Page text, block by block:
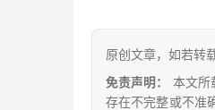
原创文章，如若
免责声明：
本文所
存在不完整或不准